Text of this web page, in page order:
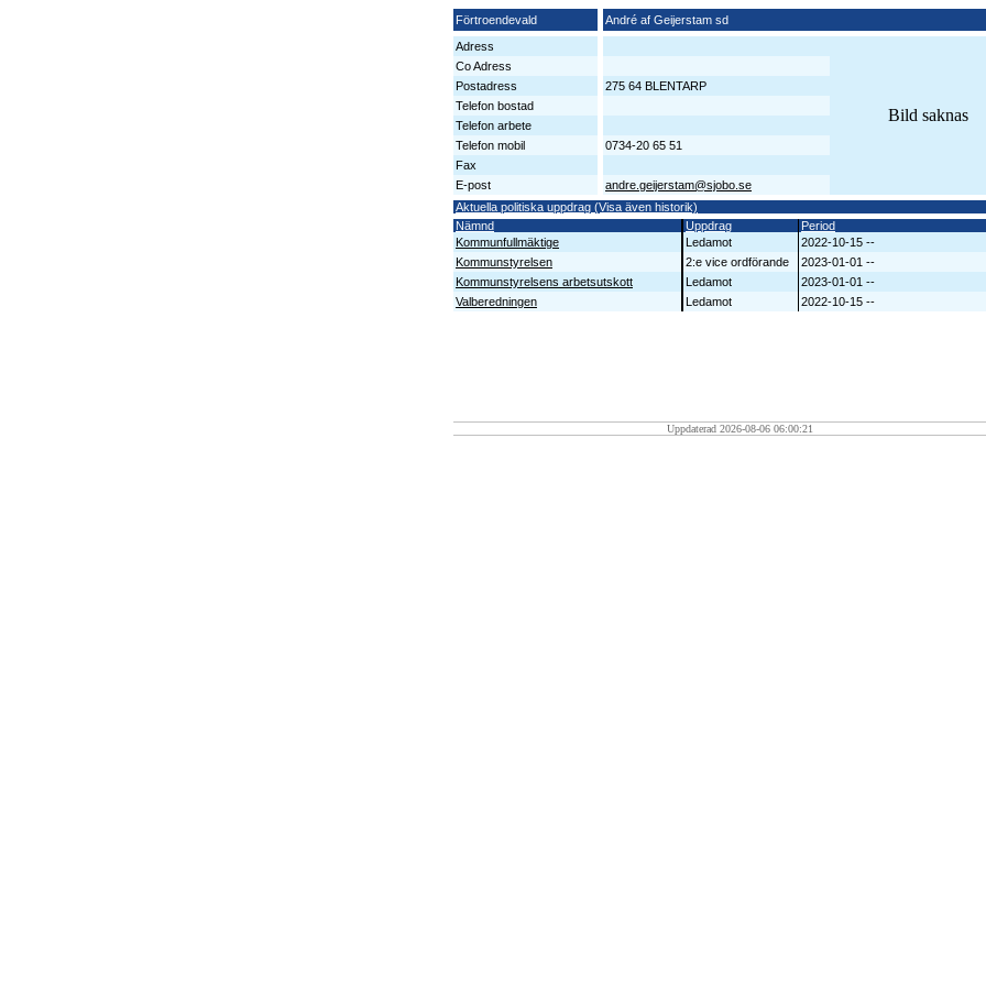
Förtroendevald
André af Geijerstam sd
Adress
Bild saknas
Co Adress
Postadress
275 64 BLENTARP
Telefon bostad
Telefon arbete
Telefon mobil
0734-20 65 51
Fax
E-post
andre.geijerstam@sjobo.se
Aktuella politiska uppdrag (Visa även historik)
Nämnd
Uppdrag
Period
Kommunfullmäktige
Ledamot
2022-10-15 --
Kommunstyrelsen
2:e vice ordförande
2023-01-01 --
Kommunstyrelsens arbetsutskott
Ledamot
2023-01-01 --
Valberedningen
Ledamot 2022-10-15 --
Uppdaterad 2026-08-06 06:00:21